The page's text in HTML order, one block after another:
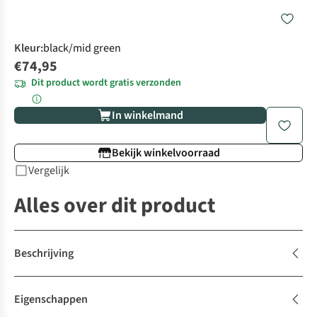
Kleur:black/mid green
€74,95
Dit product wordt gratis verzonden
In winkelmand
Bekijk winkelvoorraad
Vergelijk
Alles over dit product
Beschrijving
Eigenschappen